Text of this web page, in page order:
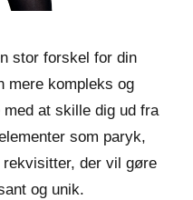
stor forskel for din
mere kompleks og
at skille dig ud fra
som paryk,
der vil gøre
og unik.